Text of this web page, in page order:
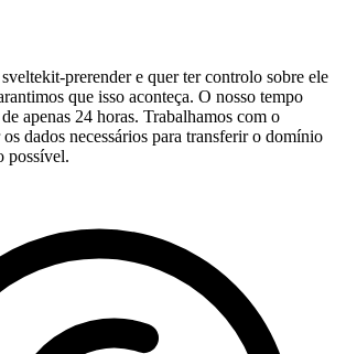
prerender e quer ter controlo sobre ele
que isso aconteça. O nosso tempo
apenas 24 horas. Trabalhamos com o
dados necessários para transferir o domínio
possível.